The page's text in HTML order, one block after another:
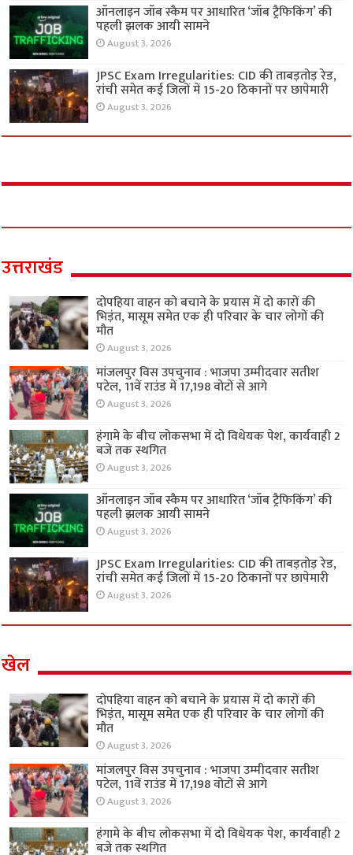
ऑनलाइन जॉब स्कैम पर आधारित ‘जॉब ट्रैफिकिंग’ की
पहली झलक आयी सामने
August 3, 2026
JPSC Exam Irregularities: CID की ताबड़तोड़ रेड,
रांची समेत कई जिलों में 15-20 ठिकानों पर छापेमारी
August 3, 2026
उत्तराखंड
दोपहिया वाहन को बचाने के प्रयास में दो कारों की
भिड़ंत, मासूम समेत एक ही परिवार के चार लोगों की
मौत
August 3, 2026
मांजलपुर विस उपचुनाव : भाजपा उम्मीदवार सतीश
पटेल, 11वें राउंड में 17,198 वोटों से आगे
August 3, 2026
हंगामे के बीच लोकसभा में दो विधेयक पेश, कार्यवाही 2
बजे तक स्थगित
August 3, 2026
ऑनलाइन जॉब स्कैम पर आधारित ‘जॉब ट्रैफिकिंग’ की
पहली झलक आयी सामने
August 3, 2026
JPSC Exam Irregularities: CID की ताबड़तोड़ रेड,
रांची समेत कई जिलों में 15-20 ठिकानों पर छापेमारी
August 3, 2026
खेल
दोपहिया वाहन को बचाने के प्रयास में दो कारों की
भिड़ंत, मासूम समेत एक ही परिवार के चार लोगों की
मौत
August 3, 2026
मांजलपुर विस उपचुनाव : भाजपा उम्मीदवार सतीश
पटेल, 11वें राउंड में 17,198 वोटों से आगे
August 3, 2026
हंगामे के बीच लोकसभा में दो विधेयक पेश, कार्यवाही 2
बजे तक स्थगित